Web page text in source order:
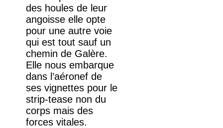
des houles de leur
angoisse elle opte
pour une autre voie
qui est tout sauf un
chemin de Galère.
Elle nous embarque
dans l’aéronef de
ses vignettes pour le
strip-tease non du
corps mais des
forces vitales.